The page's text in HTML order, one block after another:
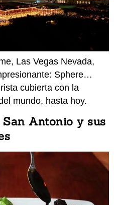
Las Vegas Nevada,
Sphere…
cubierta con la
mundo, hasta hoy.
Antonio y sus